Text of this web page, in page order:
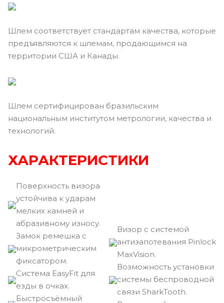
Шлем соответствует стандартам качества, которые
предъявляются к шлемам, продающимся на
территории США и Канады.
Шлем сертифицирован бразильским
национальным институтом метрологии, качества и
технологий.
ХАРАКТЕРИСТИКИ
Поверхность визора
устойчива к ударам
мелких камней и
абразивному износу.
Замок ремешка с
микрометрическим
фиксатором.
Cистема EasyFit для
езды в очках.
Быстросъёмный
Визор с системой
антизапотевания Pinlock
MaxVision.
Возможность установки
системы беспроводной
связи SharkTooth.